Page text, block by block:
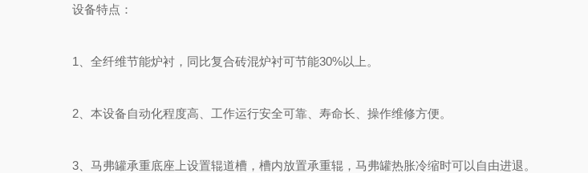
设备特点：
1、全纤维节能炉衬，同比复合砖混炉衬可节能30%以上。
2、本设备自动化程度高、工作运行安全可靠、寿命长、操作维修方便。
3、马弗罐承重底座上设置辊道槽，槽内放置承重辊，马弗罐热胀冷缩时可以自由进退。